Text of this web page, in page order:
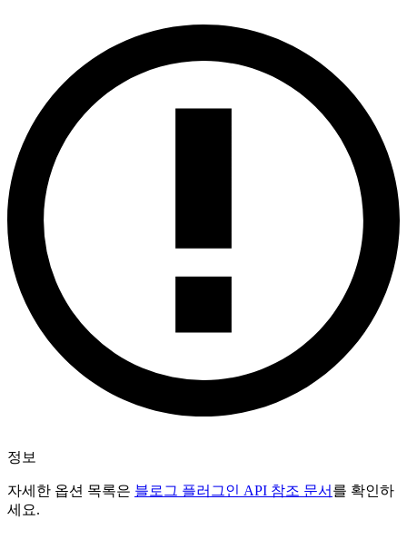
정보
자세한 옵션 목록은 블로그 플러그인 API 참조 문서 를 확인하
세요.